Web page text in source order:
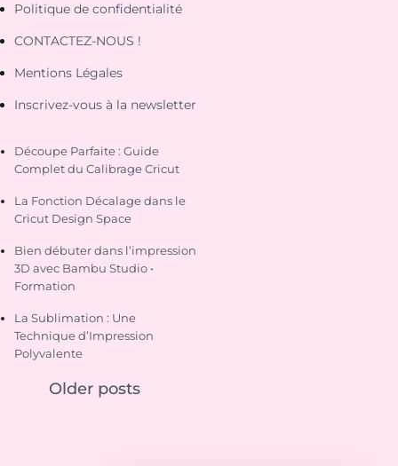
Politique de confidentialité
CONTACTEZ-NOUS !
Mentions Légales
Inscrivez-vous à la newsletter
Découpe Parfaite : Guide
Complet du Calibrage Cricut
La Fonction Décalage dans le
Cricut Design Space
Bien débuter dans l’impression
3D avec Bambu Studio •
Formation
La Sublimation : Une
Technique d’Impression
Polyvalente
Older posts